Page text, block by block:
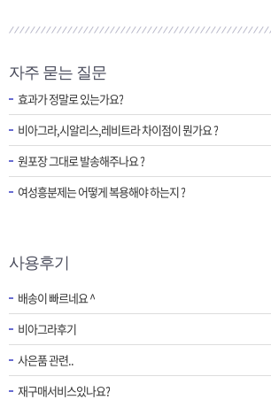
[제품 가격인하] 2018년 가격인하 안내
[제헌절]7월17일 제헌절 택배사 휴무안내
자주 묻는 질문
효과가 정말로 있는가요?
비아그라,시알리스,레비트라 차이점이 뭔가요 ?
원포장 그대로 발송해주나요 ?
여성흥분제는 어떻게 복용해야 하는지 ?
사용후기
배송이 빠르네요 ^
비아그라후기
사은품 관련..
재구매서비스있나요?